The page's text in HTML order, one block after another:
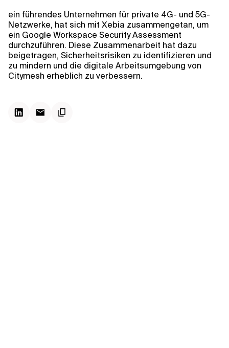
Kontextdateien
ein führendes Unternehmen für private 4G- und 5G-
Netzwerke, hat sich mit Xebia zusammengetan, um
ein Google Workspace Security Assessment
durchzuführen. Diese Zusammenarbeit hat dazu
beigetragen, Sicherheitsrisiken zu identifizieren und
zu mindern und die digitale Arbeitsumgebung von
Citymesh erheblich zu verbessern.